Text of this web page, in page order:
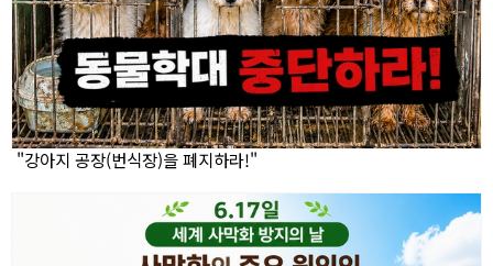
"강아지 공장(번식장)을 폐지하라!"